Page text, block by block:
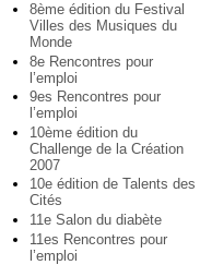
8ème édition du Festival
Villes des Musiques du
Monde
8e Rencontres pour
l’emploi
9es Rencontres pour
l’emploi
10ème édition du
Challenge de la Création
2007
10e édition de Talents des
Cités
11e Salon du diabète
11es Rencontres pour
l’emploi